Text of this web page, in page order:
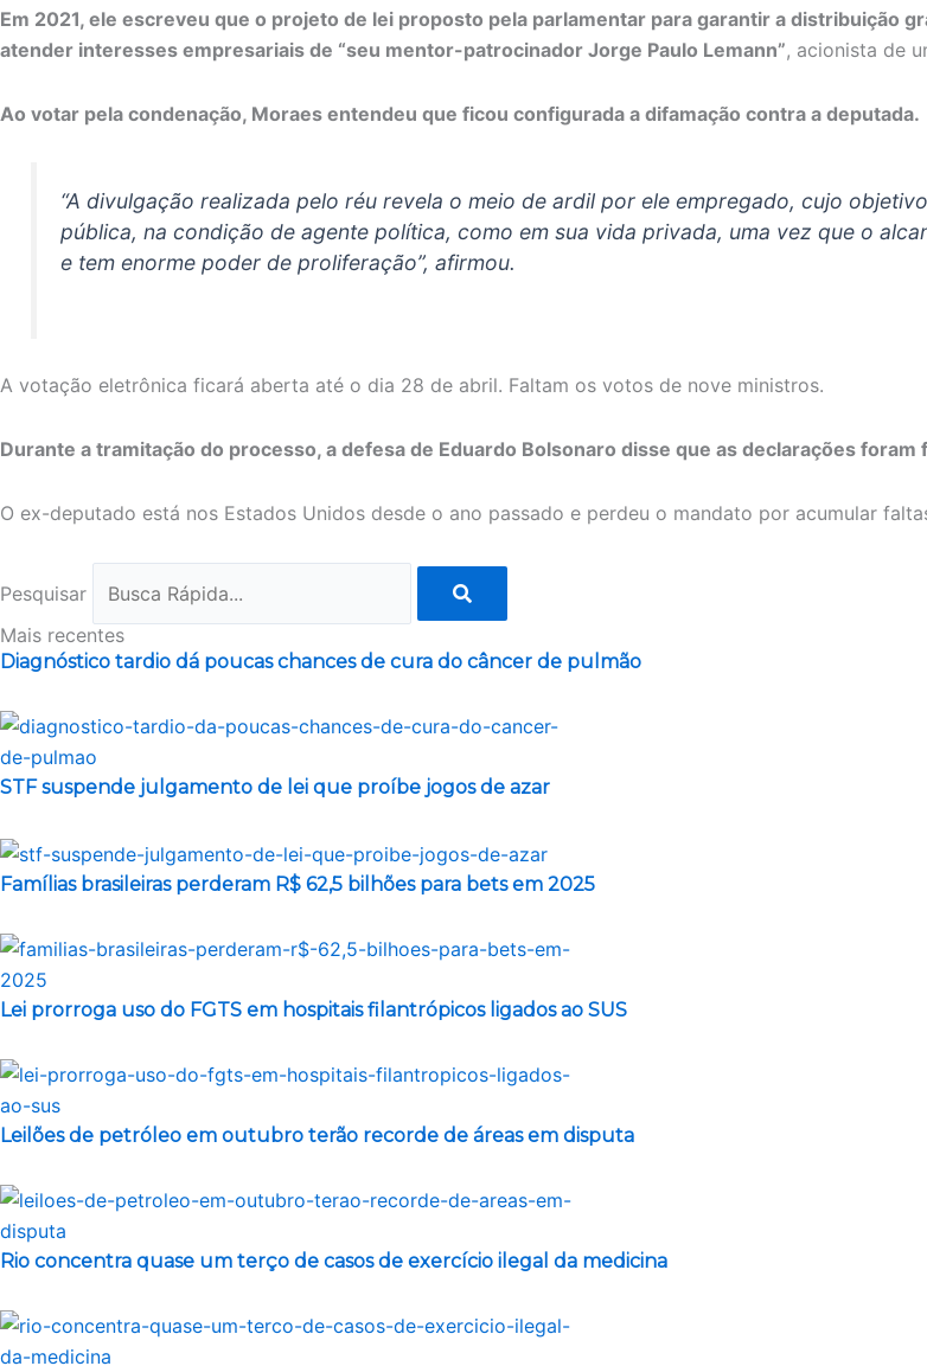
Em 2021, ele escreveu que o projeto de lei proposto pela parlamentar para garantir a distribuição
atender interesses empresariais de “seu mentor-patrocinador Jorge Paulo Lemann”, acionista de
Ao votar pela condenação, Moraes entendeu que ficou configurada a difamação contra a deputada.
“A divulgação realizada pelo réu revela o meio de ardil por ele empregado, cujo
pública, na condição de agente política, como em sua vida privada, uma vez que o
e tem enorme poder de proliferação”, afirmou.
A votação eletrônica ficará aberta até o dia 28 de abril. Faltam os votos de nove ministros.
Durante a tramitação do processo, a defesa de Eduardo Bolsonaro disse que as declarações
O ex-deputado está nos Estados Unidos desde o ano passado e perdeu o mandato por acumular
Pesquisar
Mais recentes
Diagnóstico tardio dá poucas chances de cura do câncer de pulmão
STF suspende julgamento de lei que proíbe jogos de azar
Famílias brasileiras perderam R$ 62,5 bilhões para bets em 2025
Lei prorroga uso do FGTS em hospitais filantrópicos ligados ao SUS
Leilões de petróleo em outubro terão recorde de áreas em disputa
Rio concentra quase um terço de casos de exercício ilegal da medicina